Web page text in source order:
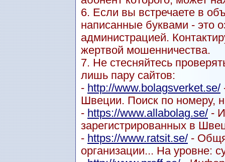
6. Если вы встречаете в
написанные буквами - это
администрацией.
жертвой мошенничества.
7. Не стесняйтесь
лишь пару сайтов:
- http://www.bolagsverket.se/
Швеции. Поиск по номеру,
- https://www.allabolag.se/ -
зарегистрированных в
- https://www.ratsit.se/ -
организации... На уровне: